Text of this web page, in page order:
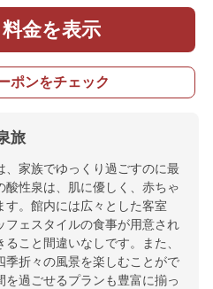
料金を表示
ポンをチェック
旅
家族でゆっくり過ごすのに最
性泉は、肌に優しく、赤ちゃ
す。館内には広々とした客室
フェスタイルの食事が用意され
こと間違いなしです。また、
季折々の風景を楽しむことがで
を過ごせるプランも豊富に揃っ